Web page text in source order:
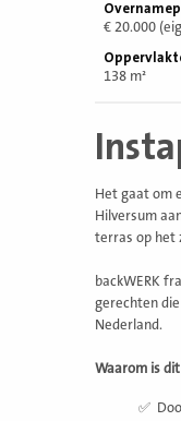
€ 20.000
138 m²
Het gaat om
Hilversum
terras op het
backWERK
gerechten
Nederland.
Waarom is
✅